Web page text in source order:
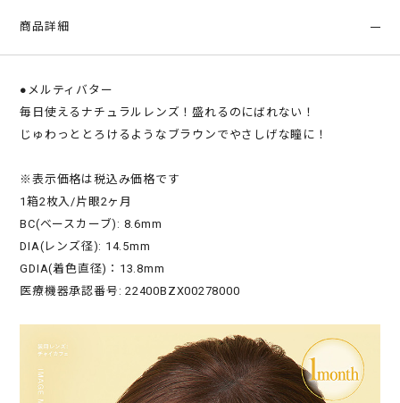
商品詳細
●メルティバター
毎日使えるナチュラルレンズ！盛れるのにばれない！
じゅわっととろけるようなブラウンでやさしげな瞳に！
※表示価格は税込み価格です
1箱2枚入/片眼2ヶ月
BC(ベースカーブ): 8.6mm
DIA(レンズ径): 14.5mm
GDIA(着色直径)：13.8mm
医療機器承認番号: 22400BZX00278000